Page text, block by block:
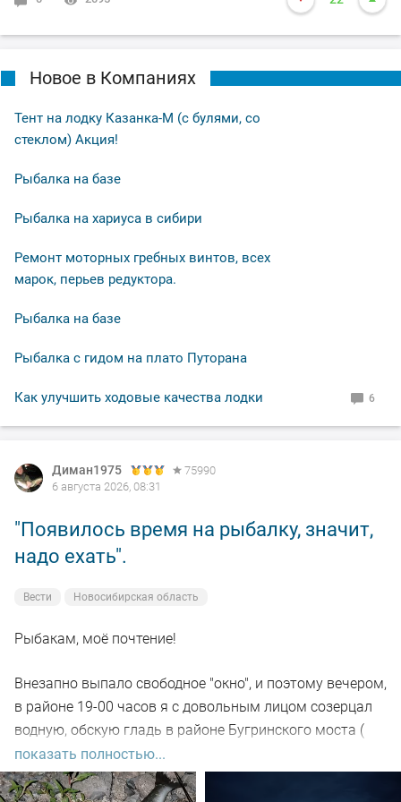
Новое в Компаниях
Тент на лодку Казанка-М (с булями, со
стеклом) Акция!
Рыбалка на базе
Рыбалка на хариуса в сибири
Ремонт моторных гребных винтов, всех
марок, перьев редуктора.
Рыбалка на базе
Рыбалка с гидом на плато Путорана
Как улучшить ходовые качества лодки 6
Диман1975
75990
6 августа 2026, 08:31
"Появилось время на рыбалку, значит,
надо ехать".
Вести Новосибирская область
Рыбакам, моё почтение!
Внезапно выпало свободное "окно", и поэтому вечером,
в районе 19-00 часов я с довольным лицом созерцал
водную, обскую гладь в районе Бугринского моста (
правый берег).
Отдыхающего люда просто тьма, и на берегу ,и на
показать полностью...